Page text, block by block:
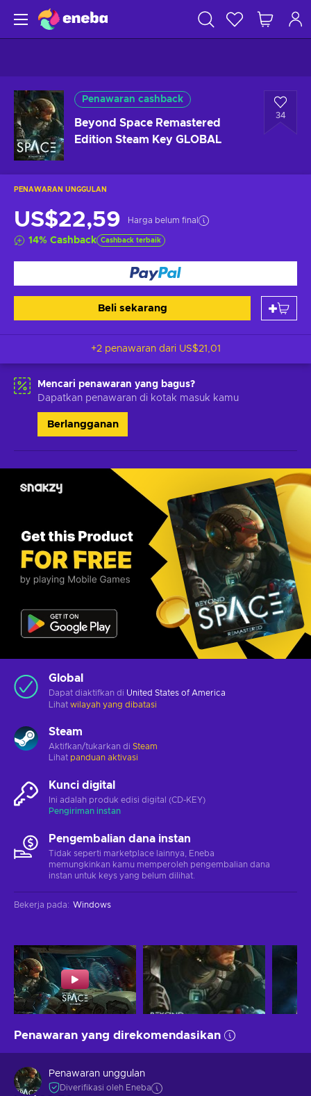
Penawaran cashback
Beyond Space Remastered
Edition Steam Key GLOBAL
34
PENAWARAN UNGGULAN
US$22,59 Harga belum final
14% Cashback Cashback terbaik
Beli sekarang
+2 penawaran dari US$21,01
Mencari penawaran yang bagus?
Dapatkan penawaran di kotak masuk kamu
Berlangganan
Global
Dapat diaktifkan di United States of America
Lihat wilayah yang dibatasi
Steam
Aktifkan/tukarkan di Steam
Lihat panduan aktivasi
Kunci digital
Ini adalah produk edisi digital (CD-KEY)
Pengiriman instan
Pengembalian dana instan
Tidak seperti marketplace lainnya, Eneba
memungkinkan kamu memperoleh pengembalian dana
instan untuk keys yang belum dilihat.
Bekerja pada: Windows
Penawaran yang direkomendasikan
Penawaran unggulan
Diverifikasi oleh Eneba